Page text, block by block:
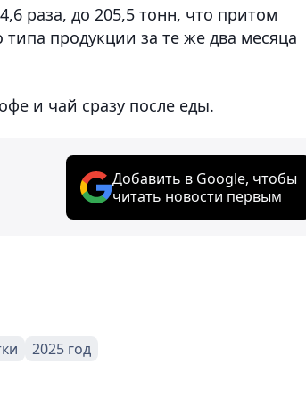
раза, до 205,5 тонн, что притом
типа продукции за те же два месяца
и чай сразу после еды.
Добавить в Google, чтобы
читать новости первым
2025 год